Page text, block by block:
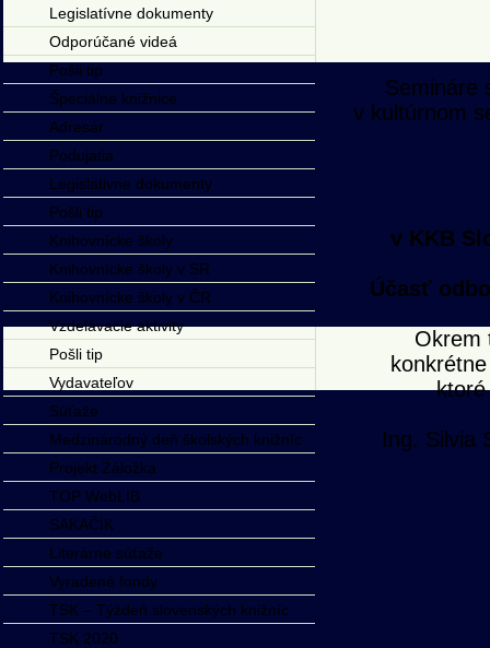
Semináre
v kultúrnom
v KKB
Účasť
Okrem
ktoré
Ing. Silvia
Legislatívne dokumenty
Odporúčané videá
Pošli tip
Špeciálne knižnice
Adresár
Podujatia
Legislativne dokumenty
Pošli tip
Knihovnícke školy
Knihovnícke školy v SR
Knihovnícke školy v ČR
Vzdelávacie aktivity
Pošli tip
Vydavateľov
Súťaže
Medzinárodný deň školských knižníc
Projekt Záložka
TOP WebLIB
SAKAČIK
Literárne súťaže
Vyradené fondy
TSK – Týždeň slovenských knižníc
TSK 2020